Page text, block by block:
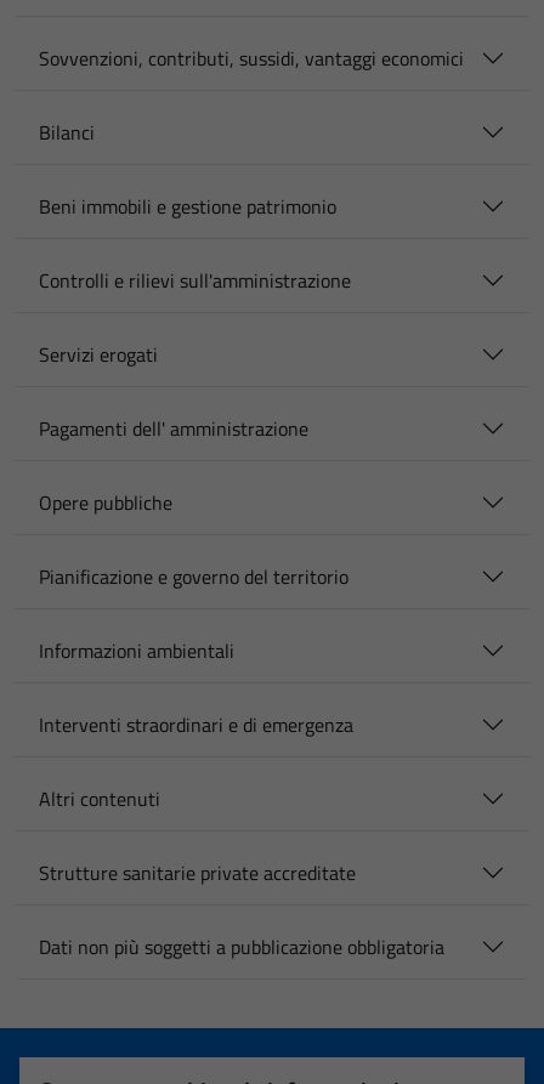
Sovvenzioni, contributi, sussidi, vantaggi economici
Bilanci
Beni immobili e gestione patrimonio
Controlli e rilievi sull'amministrazione
Servizi erogati
Pagamenti dell' amministrazione
Opere pubbliche
Pianificazione e governo del territorio
Informazioni ambientali
Interventi straordinari e di emergenza
Altri contenuti
Strutture sanitarie private accreditate
Dati non più soggetti a pubblicazione obbligatoria